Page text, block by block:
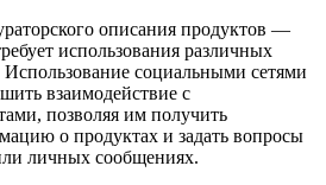
описания продуктов —
использования различных
социальными сетями
взаимодействие с
позволяя им получить
о продуктах и задать вопросы
личных сообщениях.